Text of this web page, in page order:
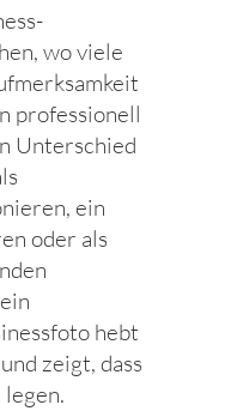
wo viele
professionell
Unterschied
ein
oder als
hebt
zeigt, dass